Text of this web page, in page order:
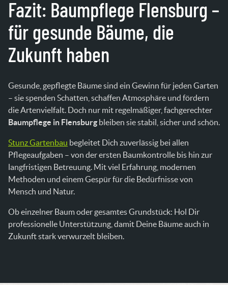
Fazit: Baumpflege Flensburg –
für gesunde Bäume, die
Zukunft haben
Gesunde, gepflegte Bäume sind ein Gewinn für jeden Garten
– sie spenden Schatten, schaffen Atmosphäre und fördern
die Artenvielfalt. Doch nur mit regelmäßiger, fachgerechter
Baumpflege in Flensburg bleiben sie stabil, sicher und schön.
Stunz Gartenbau begleitet Dich zuverlässig bei allen
Pflegeaufgaben – von der ersten Baumkontrolle bis hin zur
langfristigen Betreuung. Mit viel Erfahrung, modernen
Methoden und einem Gespür für die Bedürfnisse von
Mensch und Natur.
Ob einzelner Baum oder gesamtes Grundstück: Hol Dir
professionelle Unterstützung, damit Deine Bäume auch in
Zukunft stark verwurzelt bleiben.